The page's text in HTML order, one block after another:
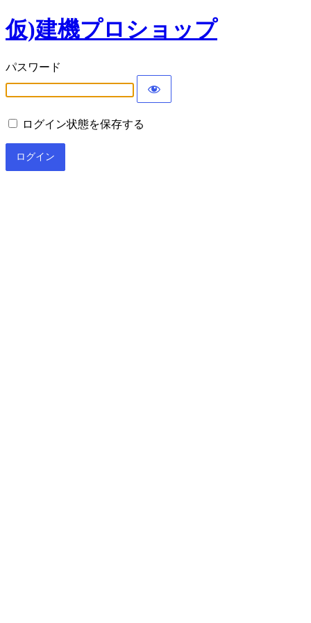
仮)建機プロショップ
パスワード
ログイン状態を保存する